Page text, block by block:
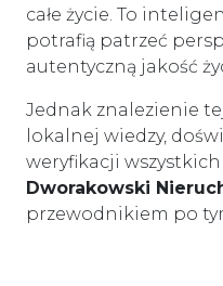
całe życie. To
potrafią patrzeć
autentyczną jakość
Jednak znalezienie
lokalnej wiedzy,
weryfikacji
Dworakowski
przewodnikiem po